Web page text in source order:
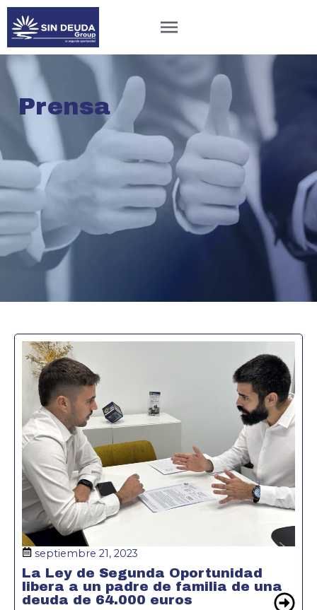
Prensa
septiembre 21, 2023
La Ley de Segunda Oportunidad
libera a un padre de familia de una
deuda de 64.000 euros